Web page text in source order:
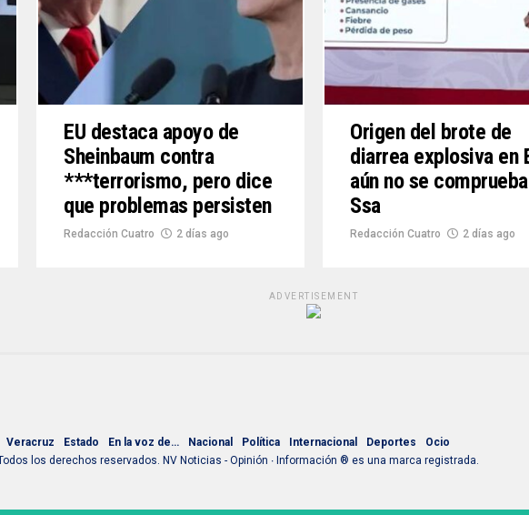
EU destaca apoyo de
Sheinbaum contra
***terrorismo, pero dice
que problemas persisten
Redacción Cuatro 2 días ago
Origen del brote de
diarrea explosiva en
aún no se
Ssa
Redacción Cuatro 2 días ago
ADVERTISEMENT
Veracruz Estado En la voz de… Nacional Política Internacional Deportes
Ocio
los derechos reservados. NV Noticias - Opinión ∙ Información ® es una marca registrada.